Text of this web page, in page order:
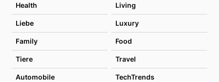
Health Living
Liebe Luxury
Family Food
Tiere Travel
Automobile TechTrends